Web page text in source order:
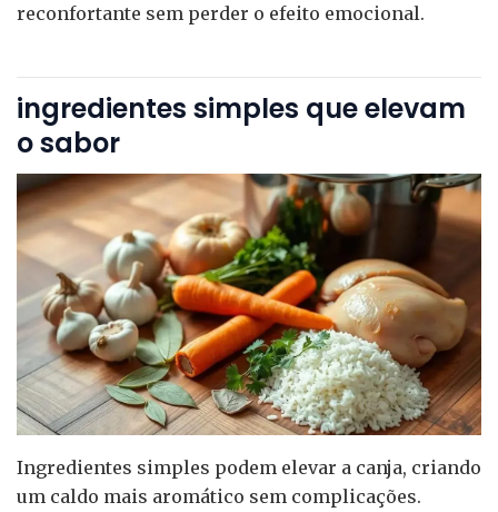
reconfortante sem perder o efeito emocional.
ingredientes simples que elevam
o sabor
Ingredientes simples podem elevar a canja, criando
um caldo mais aromático sem complicações.